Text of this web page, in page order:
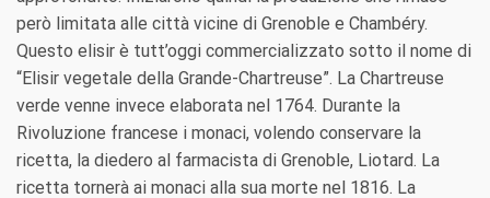
però limitata alle città vicine di Grenoble e Chambéry.
Questo elisir è tutt’oggi commercializzato sotto il nome di
“Elisir vegetale della Grande-Chartreuse”. La Chartreuse
verde venne invece elaborata nel 1764. Durante la
Rivoluzione francese i monaci, volendo conservare la
ricetta, la diedero al farmacista di Grenoble, Liotard. La
ricetta tornerà ai monaci alla sua morte nel 1816. La